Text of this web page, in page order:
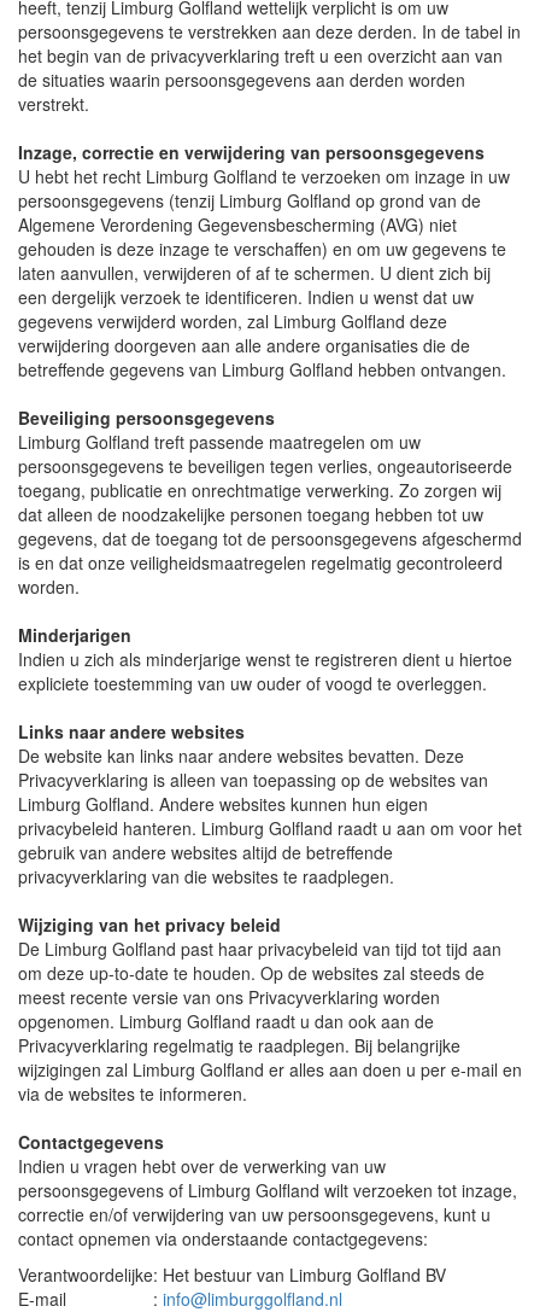
heeft, tenzij Limburg Golfland wettelijk verplicht is om uw
persoonsgegevens te verstrekken aan deze derden. In de tabel in
het begin van de privacyverklaring treft u een overzicht aan van
de situaties waarin persoonsgegevens aan derden worden
verstrekt.
Inzage, correctie en verwijdering van persoonsgegevens
U hebt het recht Limburg Golfland te verzoeken om inzage in uw
persoonsgegevens (tenzij Limburg Golfland op grond van de
Algemene Verordening Gegevensbescherming (AVG) niet
gehouden is deze inzage te verschaffen) en om uw gegevens te
laten aanvullen, verwijderen of af te schermen. U dient zich bij
een dergelijk verzoek te identificeren. Indien u wenst dat uw
gegevens verwijderd worden, zal Limburg Golfland deze
verwijdering doorgeven aan alle andere organisaties die de
betreffende gegevens van Limburg Golfland hebben ontvangen.
Beveiliging persoonsgegevens
Limburg Golfland treft passende maatregelen om uw
persoonsgegevens te beveiligen tegen verlies, ongeautoriseerde
toegang, publicatie en onrechtmatige verwerking. Zo zorgen wij
dat alleen de noodzakelijke personen toegang hebben tot uw
gegevens, dat de toegang tot de persoonsgegevens afgeschermd
is en dat onze veiligheidsmaatregelen regelmatig gecontroleerd
worden.
Minderjarigen
Indien u zich als minderjarige wenst te registreren dient u hiertoe
expliciete toestemming van uw ouder of voogd te overleggen.
Links naar andere websites
De website kan links naar andere websites bevatten. Deze
Privacyverklaring is alleen van toepassing op de websites van
Limburg Golfland. Andere websites kunnen hun eigen
privacybeleid hanteren. Limburg Golfland raadt u aan om voor het
gebruik van andere websites altijd de betreffende
privacyverklaring van die websites te raadplegen.
Wijziging van het privacy beleid
De Limburg Golfland past haar privacybeleid van tijd tot tijd aan
om deze up-to-date te houden. Op de websites zal steeds de
meest recente versie van ons Privacyverklaring worden
opgenomen. Limburg Golfland raadt u dan ook aan de
Privacyverklaring regelmatig te raadplegen. Bij belangrijke
wijzigingen zal Limburg Golfland er alles aan doen u per e-mail en
via de websites te informeren.
Contactgegevens
Indien u vragen hebt over de verwerking van uw
persoonsgegevens of Limburg Golfland wilt verzoeken tot inzage,
correctie en/of verwijdering van uw persoonsgegevens, kunt u
contact opnemen via onderstaande contactgegevens:
Verantwoordelijke: Het bestuur van Limburg Golfland BV
E-mail
: info@limburggolfland.nl